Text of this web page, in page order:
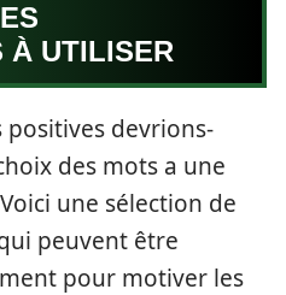
À UTILISER
positives devrions-
des mots a une
une sélection de
peuvent être
pour motiver les